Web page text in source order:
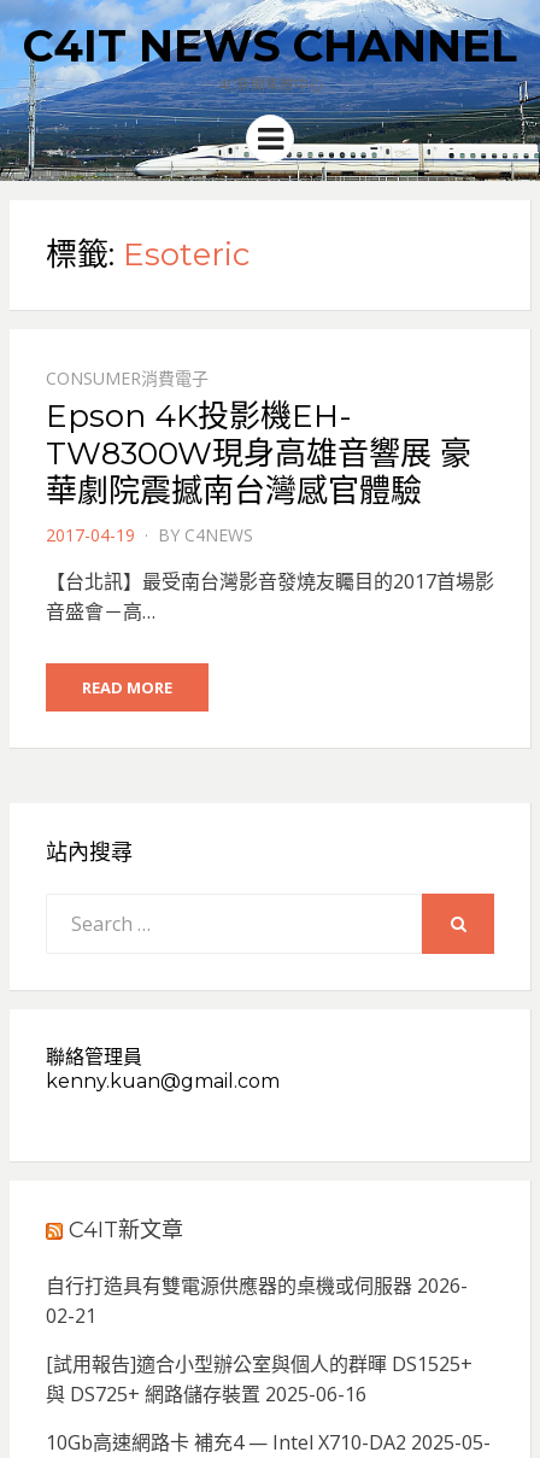
C4IT NEWS CHANNEL
4C新聞集散中心
Menu
標籤: Esoteric
CONSUMER消費電子
Epson 4K投影機EH-
TW8300W現身高雄音響展 豪
華劇院震撼南台灣感官體驗
POSTED
2017-04-19 BY C4NEWS
【台北訊】最受南台灣影音發燒友矚目的2017首場影
音盛會－高…
READ MORE
站內搜尋
for:
聯絡管理員
kenny.kuan@gmail.com
C4IT新文章
自行打造具有雙電源供應器的桌機或伺服器 2026-
02-21
[試用報告]適合小型辦公室與個人的群暉 DS1525+
與 DS725+ 網路儲存裝置 2025-06-16
10Gb高速網路卡 補充4 — Intel X710-DA2 2025-05-